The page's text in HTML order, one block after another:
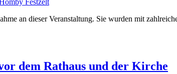
an dieser Veranstaltung. Sie wurden mit
dem Rathaus und der Kirche